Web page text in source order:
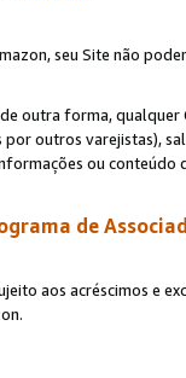
seu Site não
outra forma,
outros varejistas),
ou
de
aos acréscimos e